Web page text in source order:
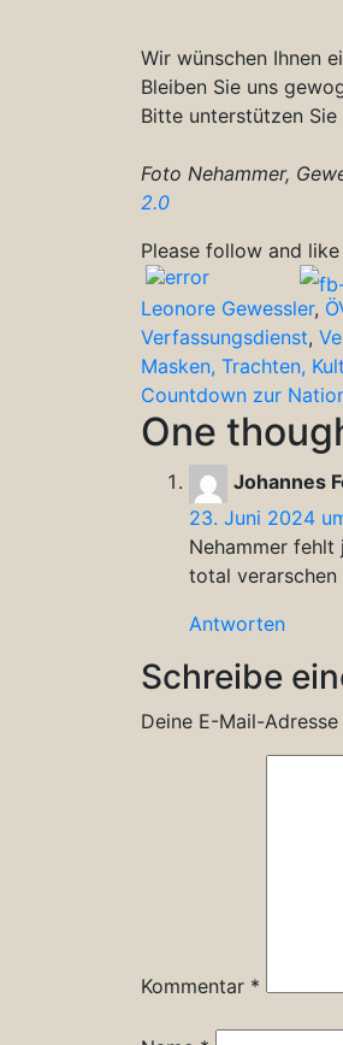
Wir wünschen Ihnen
Bleiben Sie uns
Bitte unterstützen
Foto Nehammer,
2.0
Please follow and like
Leonore Gewessler,
Verfassungsdienst,
Masken, Trachten,
Countdown zur
One
Johannes
23. Juni 2024
Nehammer fehlt
total verarschen
Antworten
Schreibe
Deine E-Mail-
Kommentar *